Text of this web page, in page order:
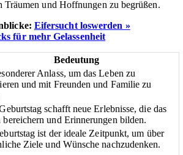
Träumen und Hoffnungen zu begrüßen.
Eifersucht loswerden »
für mehr Gelassenheit
Bedeutung
Anlass, um das Leben zu
und mit Freunden und Familie zu
schafft neue Erlebnisse, die das
bereichern und Erinnerungen bilden.
ist der ideale Zeitpunkt, um über
Ziele und Wünsche nachzudenken.